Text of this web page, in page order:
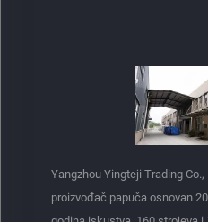
Yangzhou Yingteji Trading
proizvođač papuča osnovan